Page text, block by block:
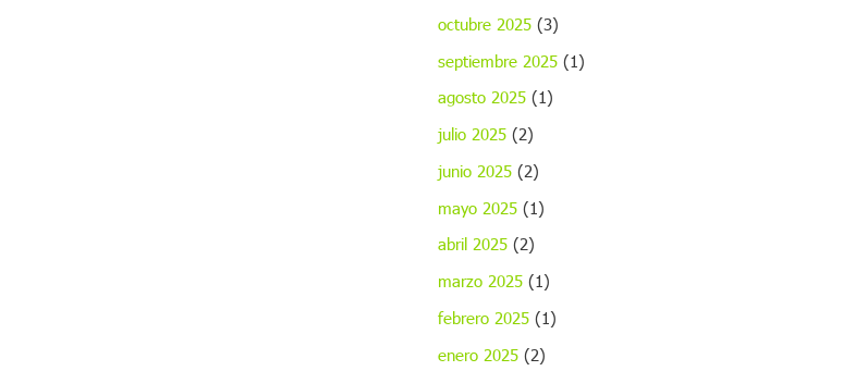
octubre 2025 (3)
septiembre 2025 (1)
agosto 2025 (1)
julio 2025 (2)
junio 2025 (2)
mayo 2025 (1)
abril 2025 (2)
marzo 2025 (1)
febrero 2025 (1)
enero 2025 (2)